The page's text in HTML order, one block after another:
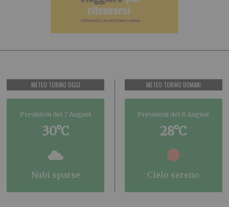
METEO TORINO OGGI
Previsioni del 7 August
30°C
nubi sparse
METEO TORINO DOMANI
Previsioni del 8 August
28°C
cielo sereno